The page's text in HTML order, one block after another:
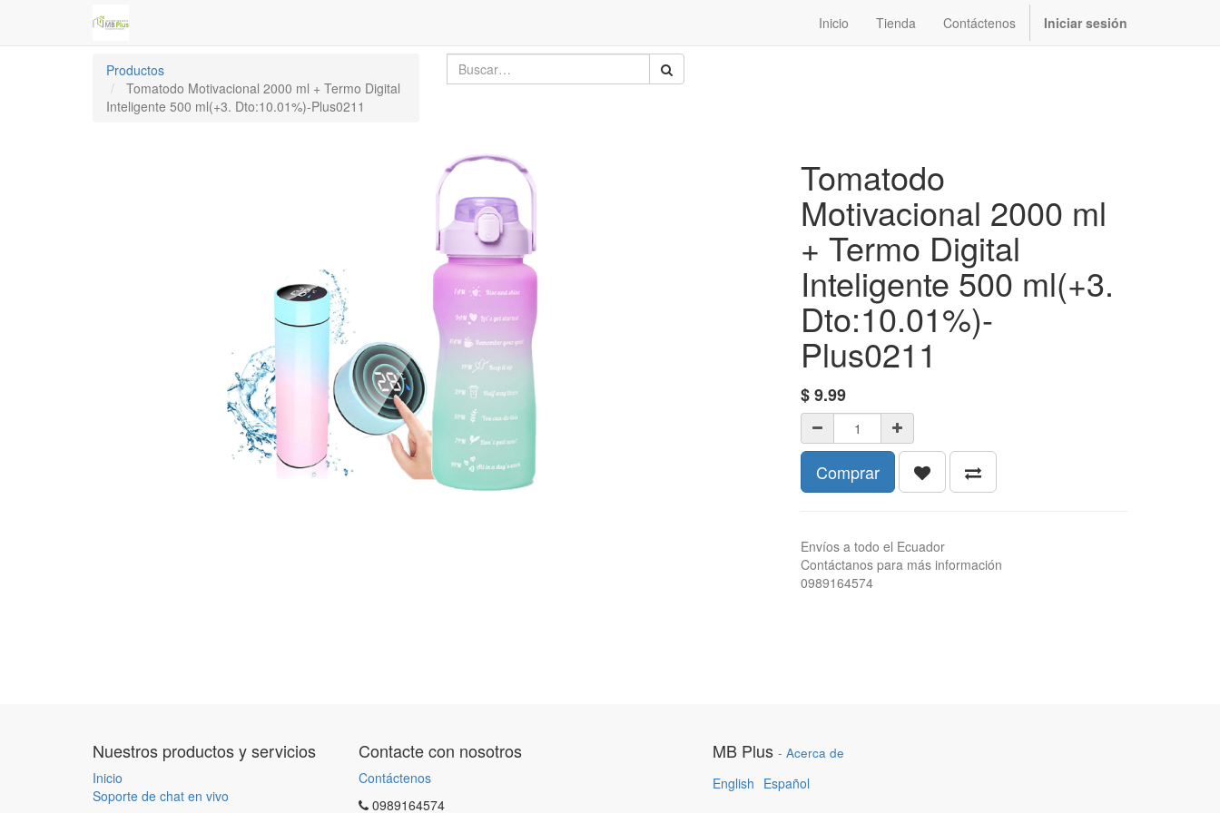
Inicio Tienda Contáctenos Iniciar sesión
Productos
Tomatodo Motivacional 2000 ml + Termo Digital
Inteligente 500 ml(+3. Dto:10.01%)-Plus0211
Tomatodo
Motivacional 2000 ml
+ Termo Digital
Inteligente 500 ml(+3.
Dto:10.01%)-
Plus0211
$9.99
Comprar
Envíos a todo el Ecuador
Contáctanos para más información
0989164574
Nuestros productos y servicios
Inicio
Soporte de chat en vivo
Contacte con nosotros
Contáctenos
0989164574
MB Plus - Acerca de
English Español